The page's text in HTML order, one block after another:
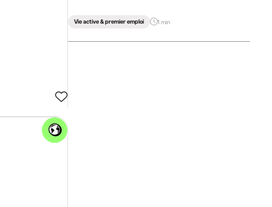
Vie active & premier emploi 1 min